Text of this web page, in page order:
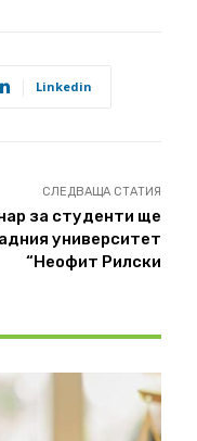
Linkedin
СЛЕДВАЩА СТАТИЯ
за студенти ще
университет
“Неофит Рилски